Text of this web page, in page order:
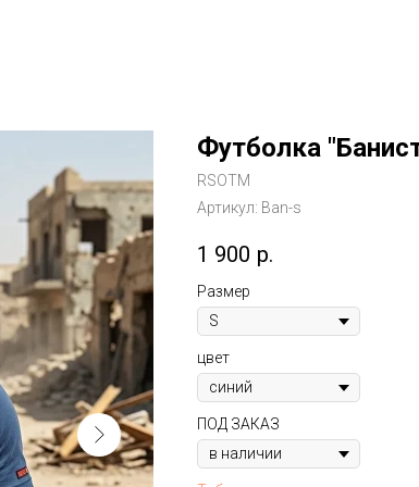
Футболка
RSOTM
Артикул: Ban-s
1 900 р.
Размер
цвет
ПОД ЗАКАЗ